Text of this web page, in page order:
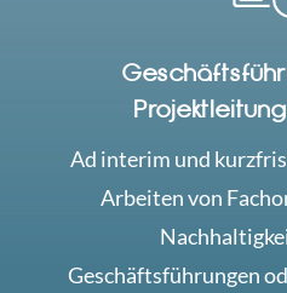
Ad interim und
Arbeiten von
Geschäftsführungen